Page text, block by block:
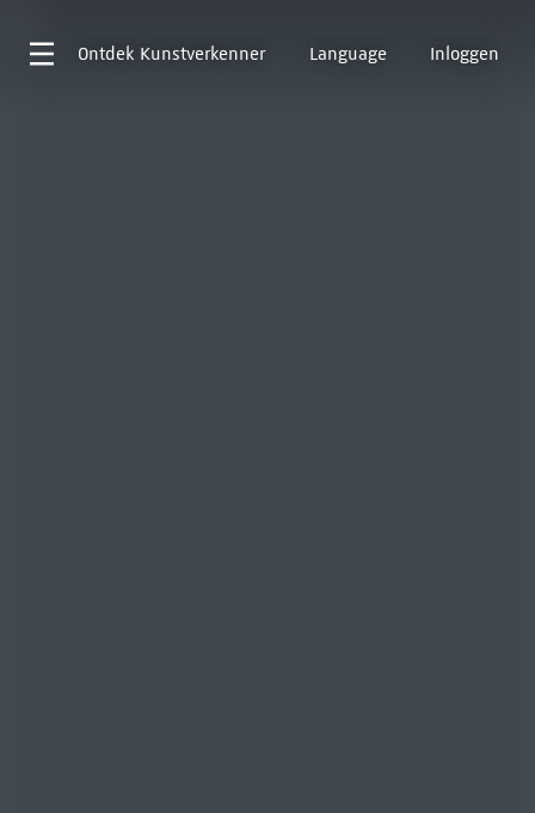
Ontdek Kunstverkenner Language Inloggen